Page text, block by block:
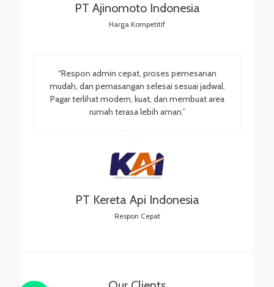
PT Ajinomoto Indonesia
Harga Kompetitif
“Respon admin cepat, proses pemesanan
mudah, dan pemasangan selesai sesuai jadwal.
Pagar terlihat modern, kuat, dan membuat area
rumah terasa lebih aman.”
PT Kereta Api Indonesia
Respon Cepat